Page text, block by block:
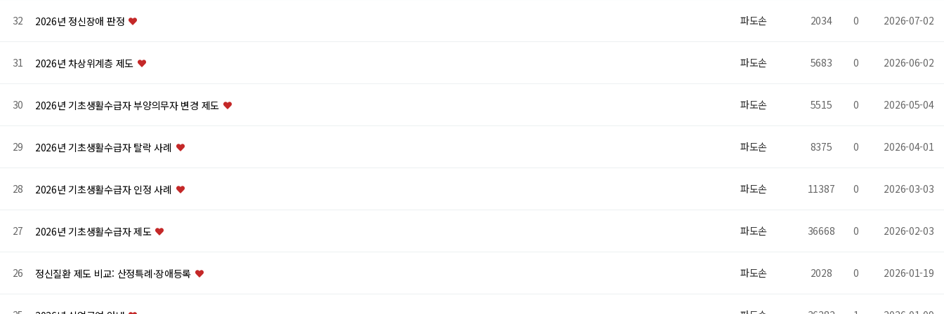
32 2026년 정신장애 판정 파도손 2034 0 2026-07-02
31 2026년 차상위계층 제도 파도손 5683 0 2026-06-02
30 2026년 기초생활수급자 부양의무자 변경 제도 파도손 5515 0 2026-05-04
29 2026년 기초생활수급자 탈락 사례 파도손 8375 0 2026-04-01
28 2026년 기초생활수급자 인정 사례 파도손 11387 0 2026-03-03
27 2026년 기초생활수급자 제도 파도손 36668 0 2026-02-03
26 정신질환 제도 비교: 산정특례·장애등록 파도손 2028 0 2026-01-19